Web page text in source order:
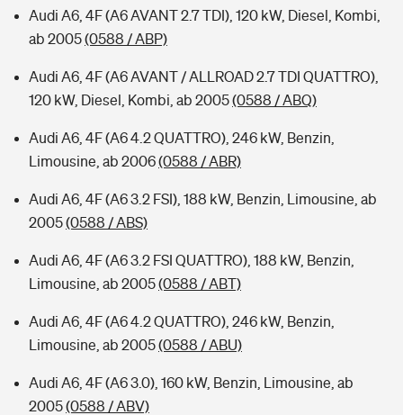
Audi A6, 4F (A6 AVANT 2.7 TDI), 120 kW, Diesel, Kombi,
ab 2005(0588 / ABP)
Audi A6, 4F (A6 AVANT / ALLROAD 2.7 TDI QUATTRO),
120 kW, Diesel, Kombi, ab 2005(0588 / ABQ)
Audi A6, 4F (A6 4.2 QUATTRO), 246 kW, Benzin,
Limousine, ab 2006(0588 / ABR)
Audi A6, 4F (A6 3.2 FSI), 188 kW, Benzin, Limousine, ab
2005(0588 / ABS)
Audi A6, 4F (A6 3.2 FSI QUATTRO), 188 kW, Benzin,
Limousine, ab 2005(0588 / ABT)
Audi A6, 4F (A6 4.2 QUATTRO), 246 kW, Benzin,
Limousine, ab 2005(0588 / ABU)
Audi A6, 4F (A6 3.0), 160 kW, Benzin, Limousine, ab
2005(0588 / ABV)